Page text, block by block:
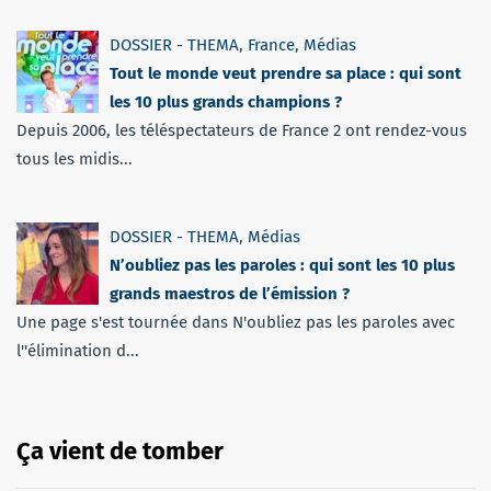
DOSSIER - THEMA, France, Médias
Tout le monde veut prendre sa place : qui sont
les 10 plus grands champions ?
Depuis 2006, les téléspectateurs de France 2 ont rendez-vous
tous les midis...
DOSSIER - THEMA, Médias
N’oubliez pas les paroles : qui sont les 10 plus
grands maestros de l’émission ?
Une page s'est tournée dans N'oubliez pas les paroles avec
l''élimination d...
Ça vient de tomber